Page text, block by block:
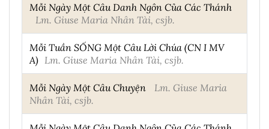
Mỗi Ngày Một Câu Danh Ngôn Của Các Thánh
Lm. Giuse Maria Nhân Tài, csjb.
Mỗi Tuần SỐNG Một Câu Lời Chúa (CN I MV
A) Lm. Giuse Maria Nhân Tài, csjb.
Mỗi Ngày Một Câu Chuyện
Lm. Giuse Maria
Nhân Tài, csjb.